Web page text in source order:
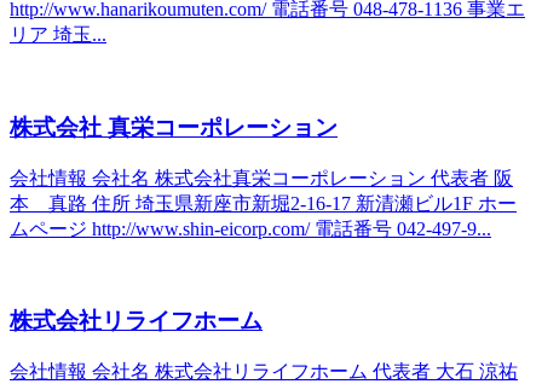
http://www.hanarikoumuten.com/ 電話番号 048-478-1136 事業エ
リア 埼玉...
株式会社 真栄コーポレーション
会社情報 会社名 株式会社真栄コーポレーション 代表者 阪
本 真路 住所 埼玉県新座市新堀2-16-17 新清瀬ビル1F ホー
ムページ http://www.shin-eicorp.com/ 電話番号 042-497-9...
株式会社リライフホーム
会社情報 会社名 株式会社リライフホーム 代表者 大石 涼祐